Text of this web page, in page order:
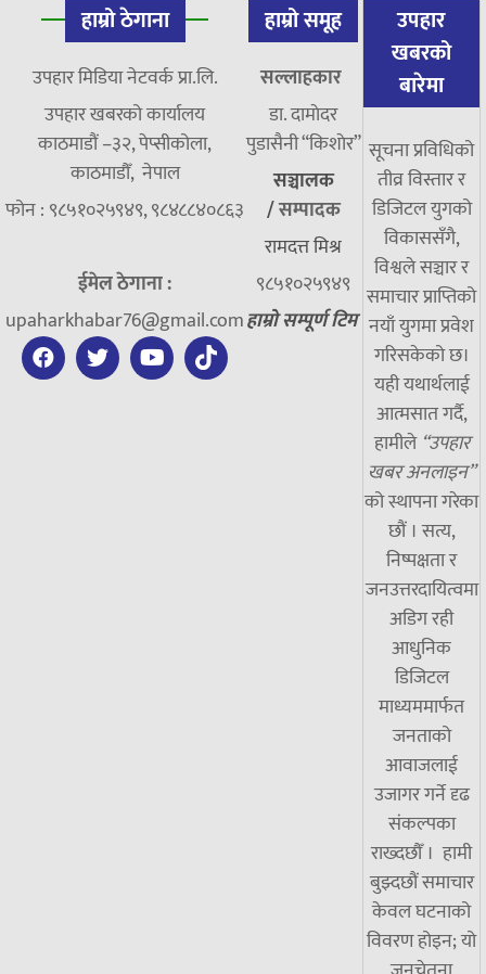
हाम्रो ठेगाना
उपहार मिडिया नेटवर्क प्रा.लि.
उपहार खबरको कार्यालय
काठमाडौं –३२, पेप्सीकोला,
काठमाडौँ, नेपाल
फोन : ९८५१०२५९४९, ९८४८८४०८६३
ईमेल ठेगाना :
upaharkhabar76@gmail.com
हाम्रो समूह
सल्लाहकार
डा. दामाेदर
पुडासैनी “किशाेर”
सञ्चालक
/सम्पादक
रामदत्त मिश्र
९८५१०२५९४९
हाम्रो सम्पूर्ण टिम
उपहार
खबरको
बारेमा
सूचना प्रविधिको
तीव्र विस्तार र
डिजिटल युगको
विकाससँगै,
विश्वले सञ्चार र
समाचार प्राप्तिको
नयाँ युगमा प्रवेश
गरिसकेको छ।
यही यथार्थलाई
आत्मसात गर्दै,
हामीले “उपहार
खबर अनलाइन”
को स्थापना गरेका
छौं । सत्य,
निष्पक्षता र
जनउत्तरदायित्वमा
अडिग रही
आधुनिक
डिजिटल
माध्यममार्फत
जनताको
आवाजलाई
उजागर गर्ने दृढ
संकल्पका
राख्दछौँ । हामी
बुझ्दछौं समाचार
केवल घटनाको
विवरण होइन; यो